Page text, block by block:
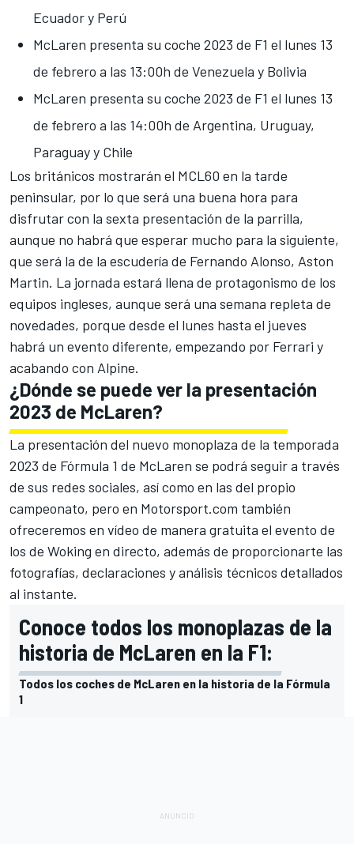
Ecuador y Perú
McLaren presenta su coche 2023 de F1 el lunes 13
de febrero a las 13:00h de Venezuela y Bolivia
McLaren presenta su coche 2023 de F1 el lunes 13
de febrero a las 14:00h de Argentina, Uruguay,
Paraguay y Chile
Los británicos mostrarán el MCL60 en la tarde
peninsular, por lo que será una buena hora para
disfrutar con la sexta presentación de la parrilla,
aunque no habrá que esperar mucho para la siguiente,
que será la de la escudería de Fernando Alonso, Aston
Martin. La jornada estará llena de protagonismo de los
equipos ingleses, aunque será una semana repleta de
novedades, porque desde el lunes hasta el jueves
habrá un evento diferente, empezando por Ferrari y
acabando con Alpine.
¿Dónde se puede ver la presentación
2023 de McLaren?
La presentación del nuevo monoplaza de la temporada
2023 de Fórmula 1 de McLaren se podrá seguir a través
de sus redes sociales, así como en las del propio
campeonato, pero en Motorsport.com también
ofreceremos en vídeo de manera gratuita el evento de
los de Woking en directo, además de proporcionarte las
fotografías, declaraciones y análisis técnicos detallados
al instante.
Conoce todos los monoplazas de la
historia de McLaren en la F1:
Todos los coches de McLaren en la historia de la Fórmula
1